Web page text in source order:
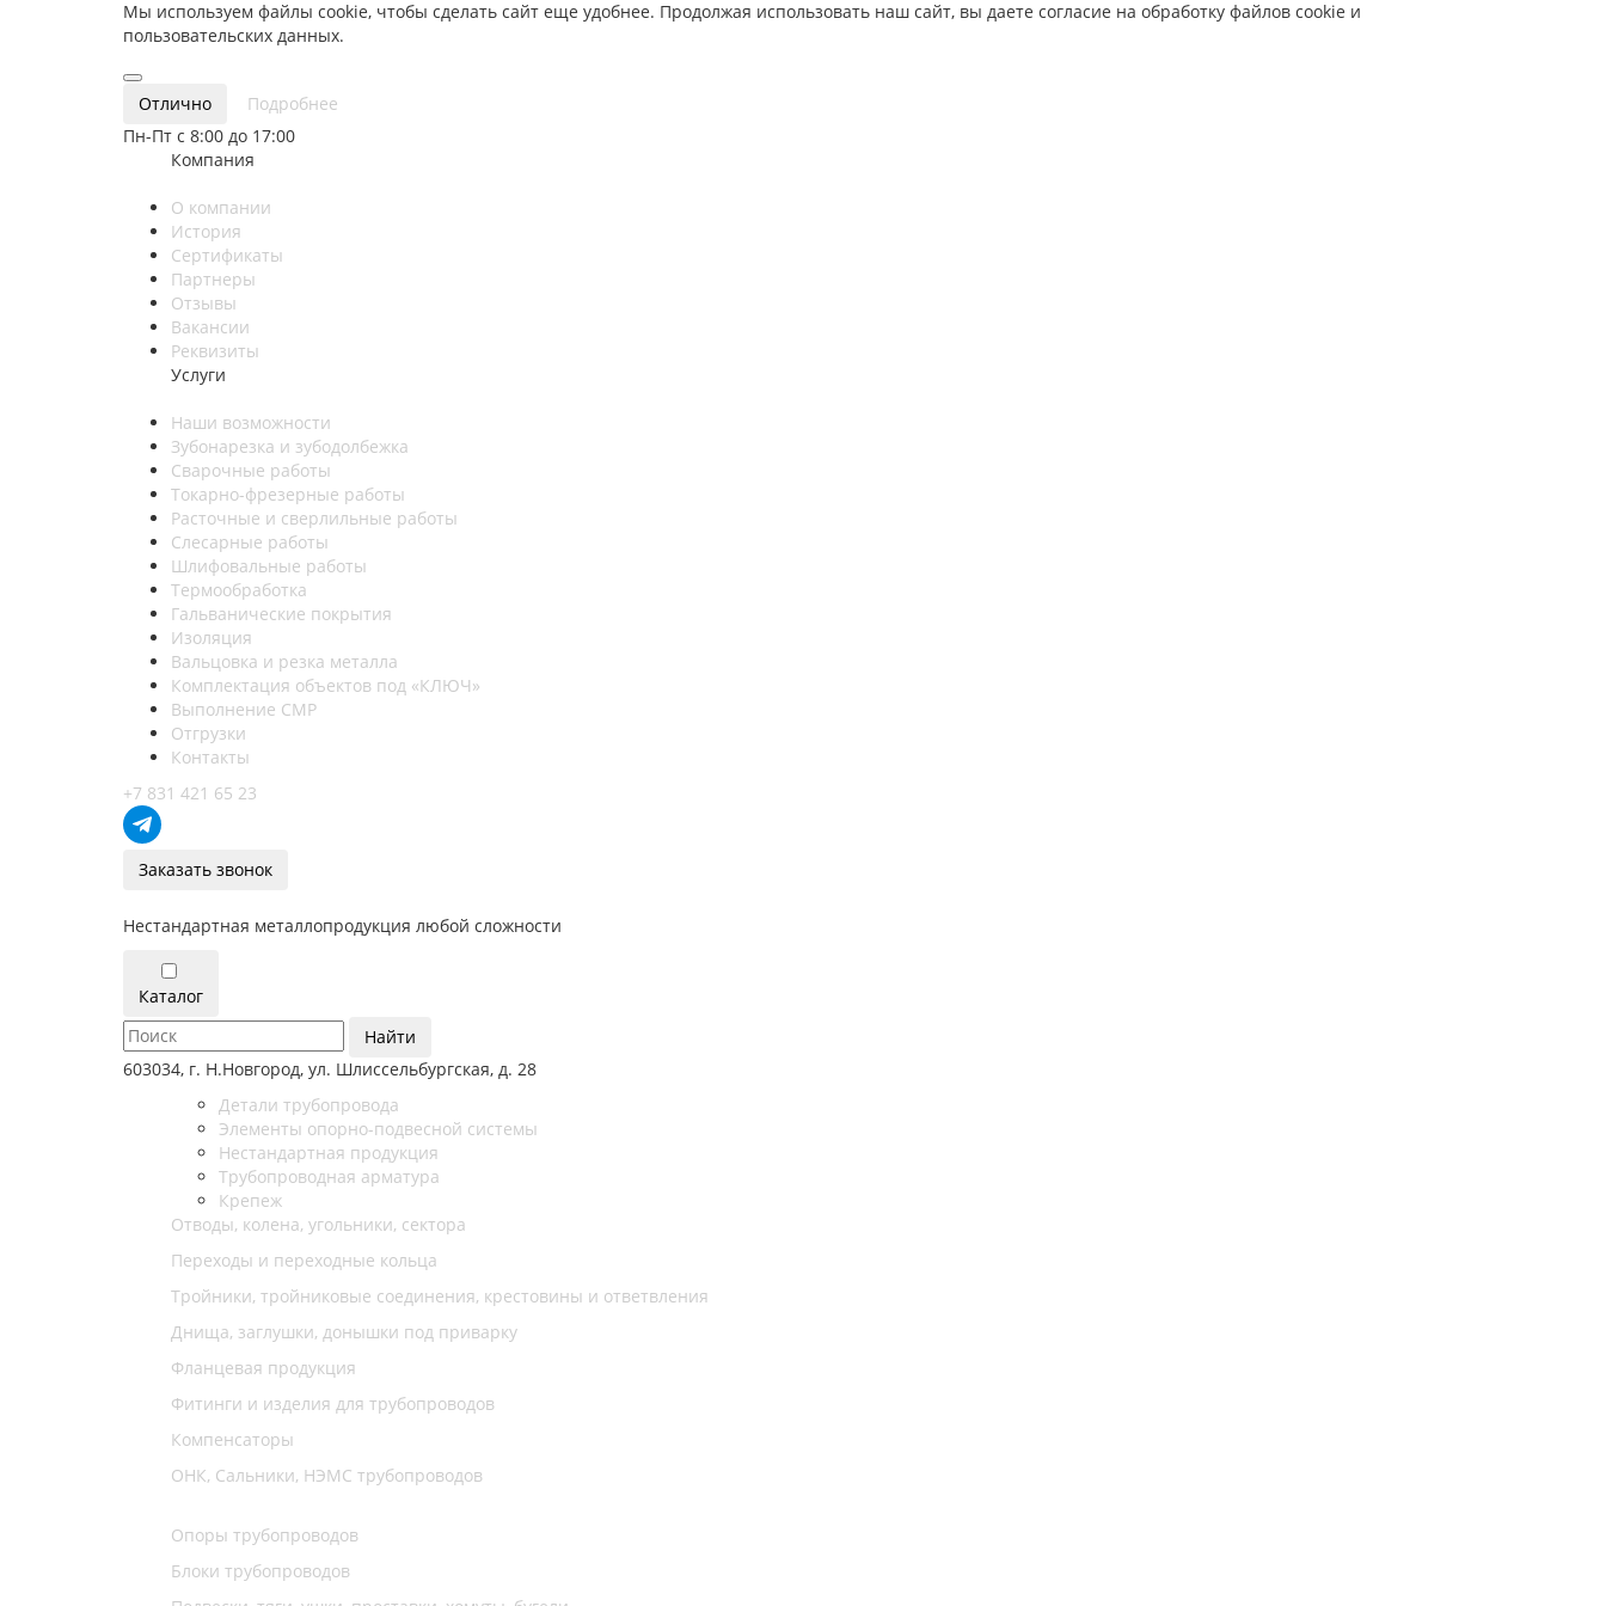
Мы используем файлы cookie, чтобы сделать сайт еще удобнее. Продолжая использовать наш сайт, вы даете согласие на обработку файлов cookie и
пользовательских данных.
Отлично
Подробнее
Пн-Пт с 8:00 до 17:00
Компания
О компании
История
Сертификаты
Партнеры
Отзывы
Вакансии
Реквизиты
Услуги
Наши возможности
Зубонарезка и зубодолбежка
Сварочные работы
Токарно-фрезерные работы
Расточные и сверлильные работы
Слесарные работы
Шлифовальные работы
Термообработка
Гальванические покрытия
Изоляция
Вальцовка и резка металла
Комплектация объектов под «КЛЮЧ»
Выполнение СМР
Отгрузки
Контакты
+7 831 421 65 23
Заказать звонок
Нестандартная металлопродукция любой сложности
Каталог
Найти
603034, г. Н.Новгород, ул. Шлиссельбургская, д. 28
Детали трубопровода
Элементы опорно-подвесной системы
Нестандартная продукция
Трубопроводная арматура
Крепеж
Отводы, колена, угольники, сектора
Переходы и переходные кольца
Тройники, тройниковые соединения, крестовины и ответвления
Днища, заглушки, донышки под приварку
Фланцевая продукция
Фитинги и изделия для трубопроводов
Компенсаторы
ОНК, Сальники, НЭМС трубопроводов
Опоры трубопроводов
Блоки трубопроводов